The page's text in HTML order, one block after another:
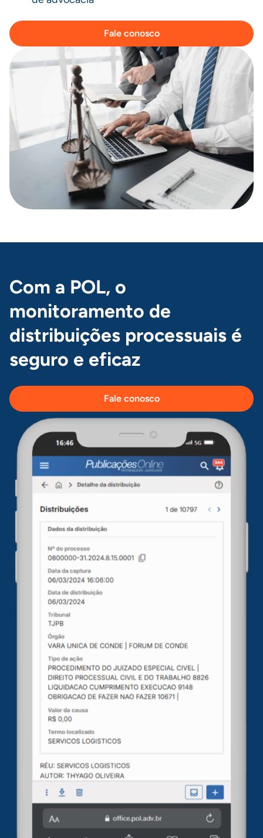
Fale conosco
Com a POL, o
monitoramento de
distribuições processuais é
seguro e eficaz
Fale conosco